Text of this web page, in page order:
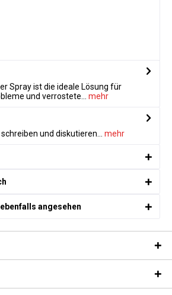
Spray ist die ideale Lösung für
und verrostete...
mehr
und diskutieren...
mehr
angesehen